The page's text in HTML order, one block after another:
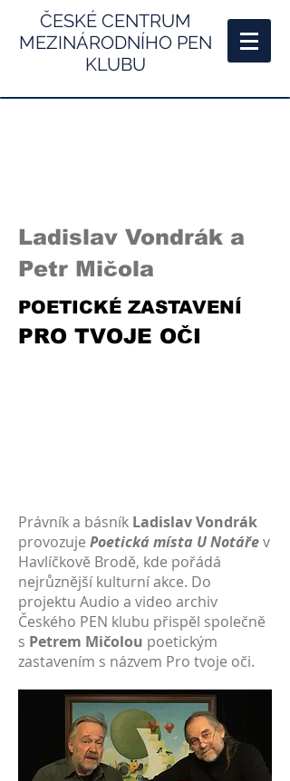
ČESKÉ CENTRUM
MEZINÁRODNÍHO PEN
KLUBU
Ladislav Vondrák a
Petr Mičola
POETICKÉ ZASTAVENÍ
PRO TVOJE OČI
Právník a básník Ladislav Vondrák
provozuje Poetická místa U Notářev
Havlíčkově Brodě, kde pořádá
nejrůznější kulturní akce. Do
projektu Audio a video archiv
Českého PEN klubu přispěl společně
s Petrem Mičolou poetickým
zastavením s názvem Pro tvoje oči.